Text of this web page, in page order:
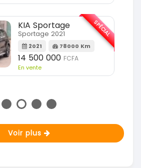
KIA Sportage
Sportage 2021
2021 78000 Km
14 500 000 FCFA
En vente
SPÉCIAL
Voir plus